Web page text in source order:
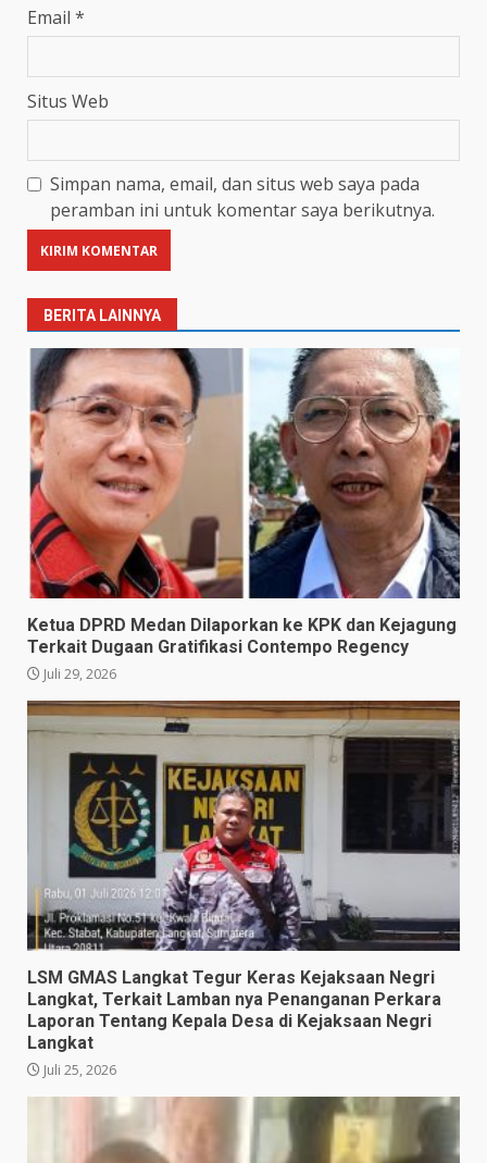
Email *
Situs Web
Simpan nama, email, dan situs web saya pada
peramban ini untuk komentar saya berikutnya.
BERITA LAINNYA
Ketua DPRD Medan Dilaporkan ke KPK dan Kejagung
Terkait Dugaan Gratifikasi Contempo Regency
Juli 29, 2026
LSM GMAS Langkat Tegur Keras Kejaksaan Negri
Langkat, Terkait Lamban nya Penanganan Perkara
Laporan Tentang Kepala Desa di Kejaksaan Negri
Langkat
Juli 25, 2026